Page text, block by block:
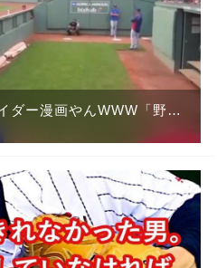
ダー漫画やんWWW「野